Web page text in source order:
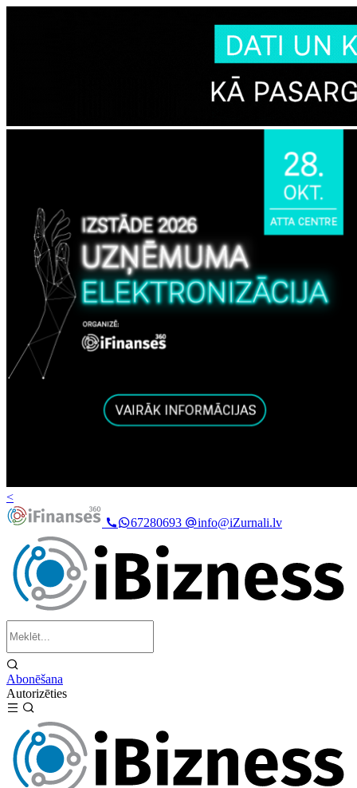
<
67280693
info@iZurnali.lv
Abonēšana
Autorizēties